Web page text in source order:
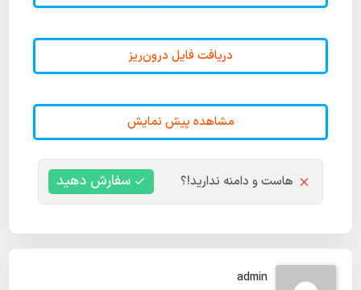
دریافت فایل درون‌ریز
مشاهده پیش نمایش
هاست و دامنه ندارید!؟ سفارش دهید
admin